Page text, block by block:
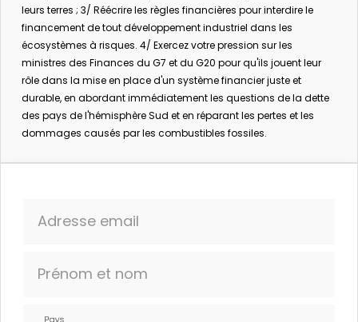
Ensemble, nous les obligeons un par un à
renoncer à des projets fossiles et à adopter de
nouvelles politiques d'exclusion des énergies
fossiles.La mobilisation fonctionne!
Aujourd'hui, nous pouvons changer les règles qui
régissent tous ces investissements.Mais nous ne
leurs terres ; 3/ Réécrire les règles financières pour interdire le
financement de tout développement industriel dans les
écosystèmes à risques. 4/ Exercez votre pression sur les
ministres des Finances du G7 et du G20 pour qu'ils jouent leur
rôle dans la mise en place d'un système financier juste et
durable, en abordant immédiatement les questions de la dette
des pays de l'hémisphère Sud et en réparant les pertes et les
dommages causés par les combustibles fossiles.
Adresse email
Prénom et nom
Pays